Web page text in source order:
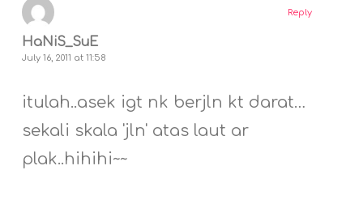
HaNiS_SuE
July 16, 2011 at 11:58
itulah..asek igt nk berjln kt darat…
sekali skala 'jln' atas laut ar
plak..hihihi~~
Reply